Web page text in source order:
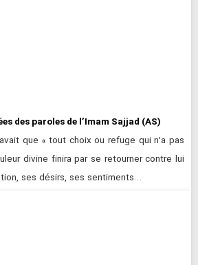
des paroles de l’Imam Sajjad (AS)
que « tout choix ou refuge qui n’a pas
divine finira par se retourner contre lui
ses désirs, ses sentiments…